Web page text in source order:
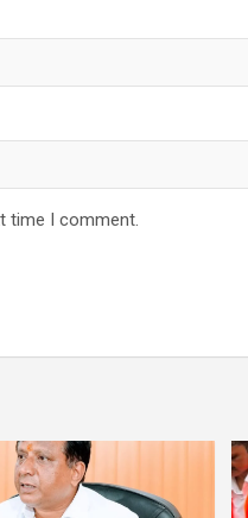
time I comment.